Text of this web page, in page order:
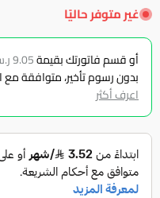
غير متوفر حاليًا
أو قسم فاتورتك بقيمة9.05 ر.س
بدون رسوم تأخير، متوافقة مع
اعرف أكثر